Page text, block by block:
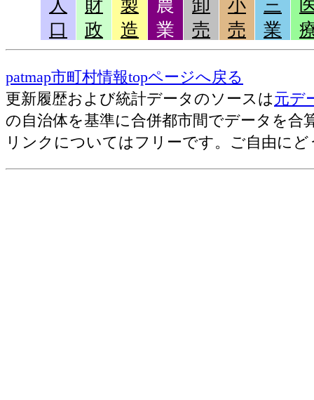
107
諫早市(長崎県)
113
栗原市(宮城県)
113
金沢市(石川県)
116
当別町(北海道)
116
松本市(長野県)
116
飯田市(長野県)
畜産産出額・小計[千万円](2006)
果実産出額[千万円](2006)
耕種産出額・小計[千万円](2006)
農業産出額・総計[千万円](2006)
野菜産出額[千万円](2006)
売上(収入)金額[百万円](2012)
人
口
財
政
製
造
農
業
卸
売
小
売
三
業
patmap市町村情報topページへ戻る
更新履歴および統計データのソースは元デ
の自治体を基準に合併都市間でデータを合
リンクについてはフリーです。ご自由にど